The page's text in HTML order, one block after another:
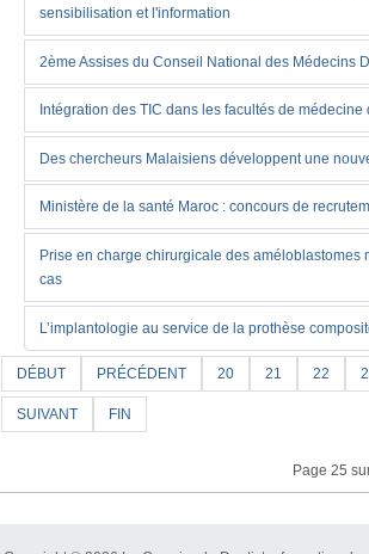
sensibilisation et l'information
2ème Assises du Conseil National des Médecins
Intégration des TIC dans les facultés de
Des chercheurs Malaisiens développent une
Ministère de la santé Maroc : concours de
Prise en charge chirurgicale des améloblastomes
cas
L’implantologie au service de la prothèse
DÉBUT PRÉCÉDENT 20 21 22
SUIVANT FIN
Page 25